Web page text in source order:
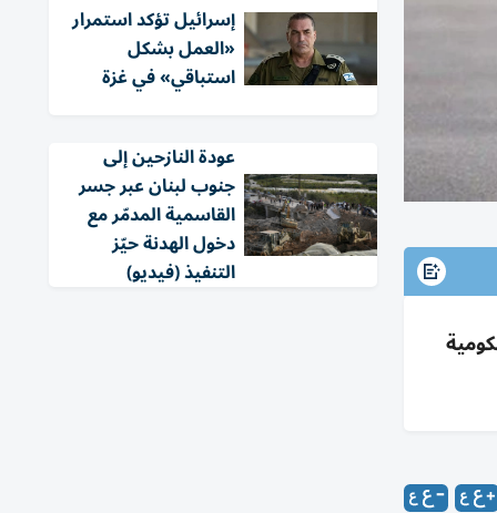
إسرائيل تؤكد استمرار
«العمل بشكل
استباقي» في غزة
عودة النازحين إلى
جنوب لبنان عبر جسر
القاسمية المدمّر مع
دخول الهدنة حيّز
التنفيذ (فيديو)